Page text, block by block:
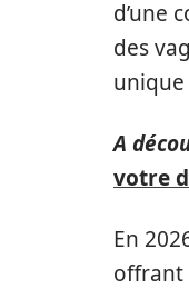
d’une
des
unique
A
votre
En
offrant